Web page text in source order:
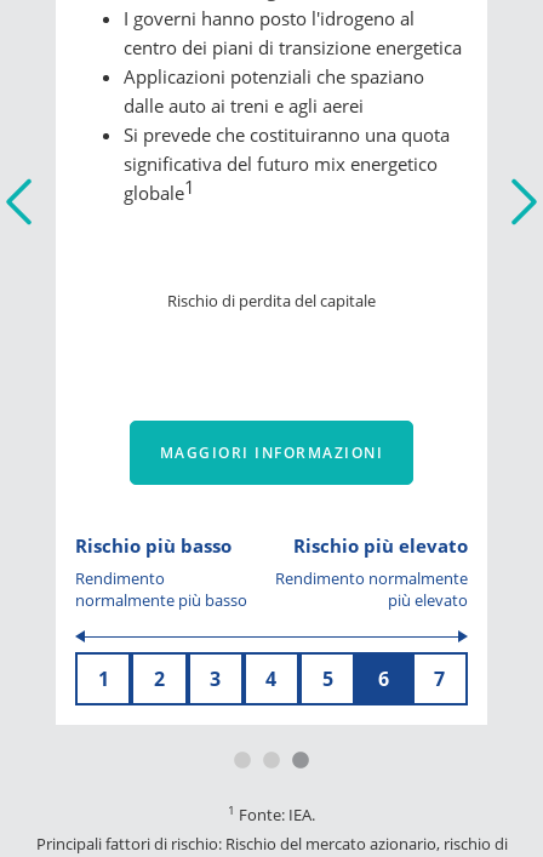
I governi hanno posto l'idrogeno al
centro dei piani di transizione energetica
Applicazioni potenziali che spaziano
dalle auto ai treni e agli aerei
Si prevede che costituiranno una quota
significativa del futuro mix energetico
globale1
Rischio di perdita del capitale
MAGGIORI INFORMAZIONI
Rischio più basso Rischio più elevato
Rendimento
normalmente più basso
Rendimento normalmente
più elevato
1 2 3 4 5 6 7
1 Fonte: IEA.
Principali fattori di rischio: Rischio del mercato azionario, rischio di